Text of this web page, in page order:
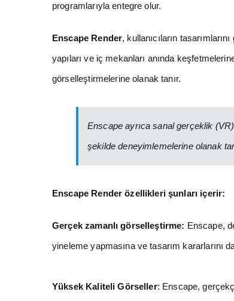
programlarıyla entegre olur.
Enscape Render, kullanıcıların
yapıları ve iç mekanları anında
görselleştirmelerine olanak tanır.
Enscape ayrıca sanal gerçeklik
şekilde deneyimlemelerine olanak
Enscape Render özellikleri şunları içerir:
Gerçek zamanlı görselleştirme: Enscape,
yineleme yapmasına ve tasarım kararlarını
Yüksek Kaliteli Görseller: Enscape,